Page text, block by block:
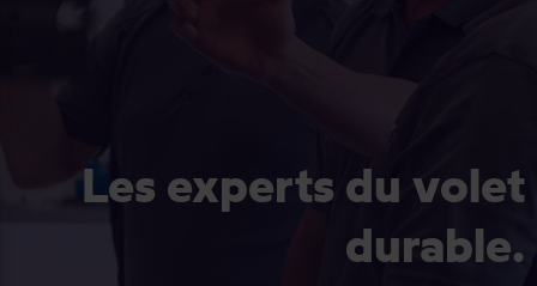
Les experts du volet
durable.